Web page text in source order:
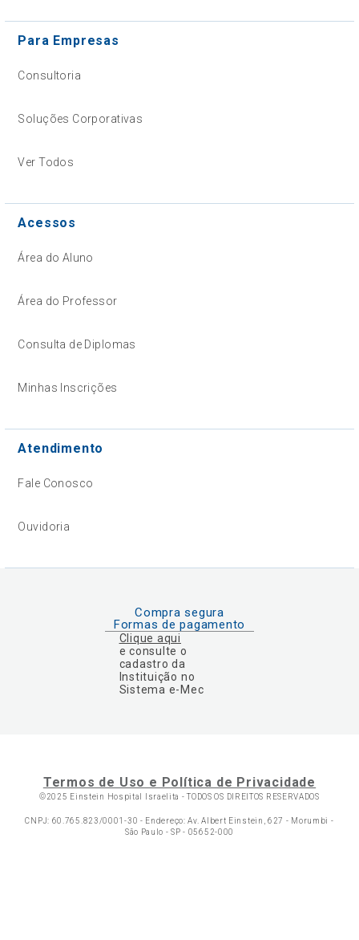
Para Empresas
Consultoria
Soluções Corporativas
Ver Todos
Acessos
Área do Aluno
Área do Professor
Consulta de Diplomas
Minhas Inscrições
Atendimento
Fale Conosco
Ouvidoria
Compra segura
Formas de pagamento
Clique aqui
e consulte o
cadastro da
Instituição no
Sistema e-Mec
Termos de Uso e Política de Privacidade
©2025 Einstein Hospital Israelita -TODOS OS DIREITOS RESERVADOS
CNPJ: 60.765.823/0001-30 - Endereço: Av. Albert Einstein, 627 - Morumbi -
São Paulo - SP - 05652-000